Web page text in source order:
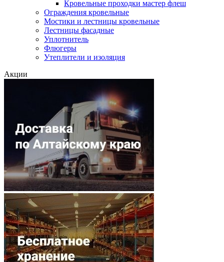
Кровельные проходки мастер флеш
Ограждения кровельные
Мостики и лестницы кровельные
Лестницы фасадные
Уплотнитель
Флюгеры
Утеплители и изоляция
Акции